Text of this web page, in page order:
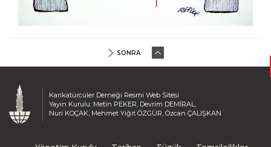
Mehmet Zeber
Menekşe Çam
Mete Arif Tokmak
Muammer Bilen
Muammer Kotbaş
Muammer Olcay
SONRA
Karikatürcüler Derneği Resmi Web Sitesi
Yayın Kurulu: Metin PEKER, Devrim DEMİRAL,
Nuri KOÇAK, Mehmet Yiğit ÖZGÜR, Özcan ÇALIŞKAN